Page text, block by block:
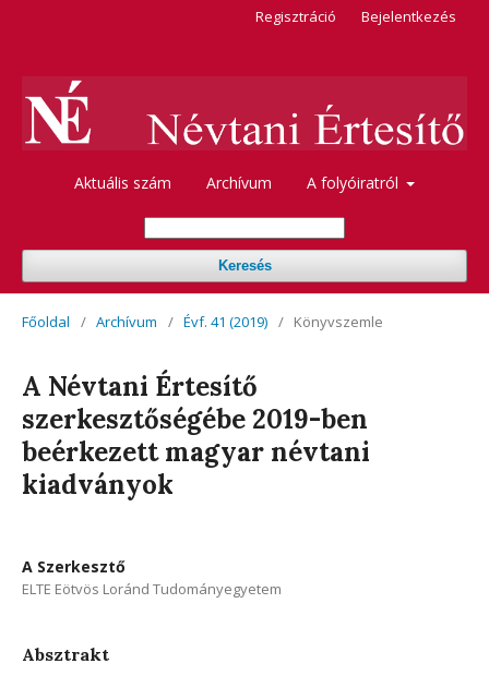
Aktuális szám Archívum A folyóiratról
Keresés
Regisztráció Bejelentkezés
Főoldal / Archívum / Évf. 41 (2019) / Könyvszemle
A Névtani Értesítő
szerkesztőségébe 2019-ben
beérkezett magyar névtani
kiadványok
A Szerkesztő
ELTE Eötvös Loránd Tudományegyetem
Absztrakt